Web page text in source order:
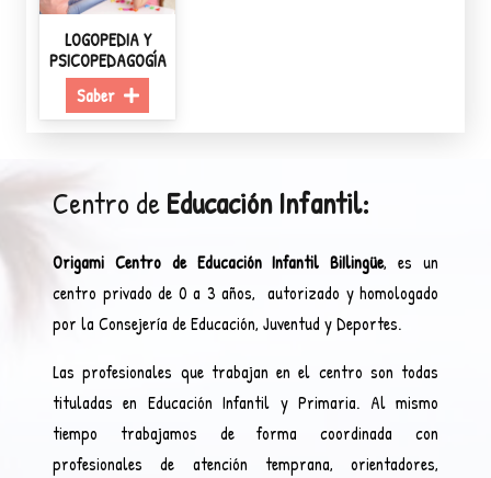
LOGOPEDIA Y
PSICOPEDAGOGÍA
Saber
Centro deEducación Infantil:
Origami Centro de Educación Infantil BiIlingüe, es un
centro privado de 0 a 3 años, autorizado y homologado
por la Consejería de Educación, Juventud y Deportes.
Las profesionales que trabajan en el centro son todas
tituladas en Educación Infantil y Primaria. Al mismo
tiempo trabajamos de forma coordinada con
profesionales de atención temprana, orientadores,